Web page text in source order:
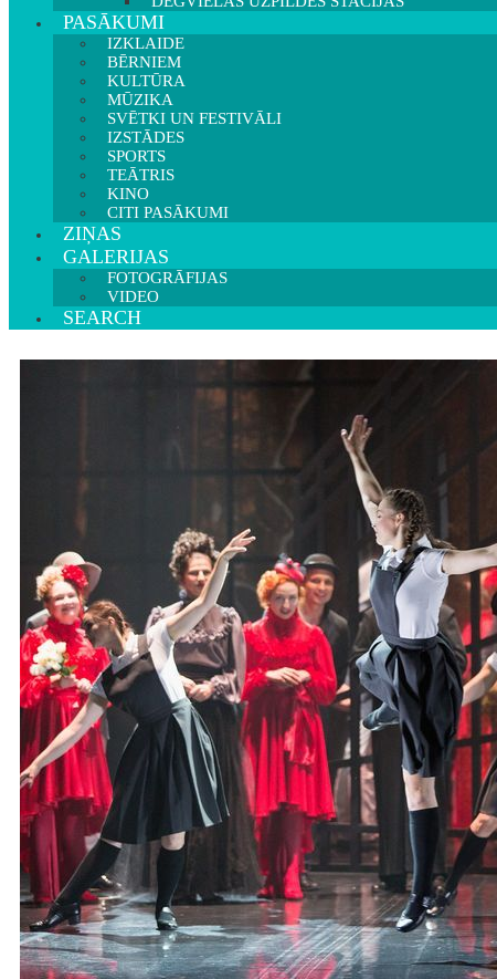
PASĀKUMI
IZKLAIDE
BĒRNIEM
KULTŪRA
MŪZIKA
SVĒTKI UN FESTIVĀLI
IZSTĀDES
SPORTS
TEĀTRIS
KINO
CITI PASĀKUMI
ZIŅAS
GALERIJAS
FOTOGRĀFIJAS
VIDEO
SEARCH